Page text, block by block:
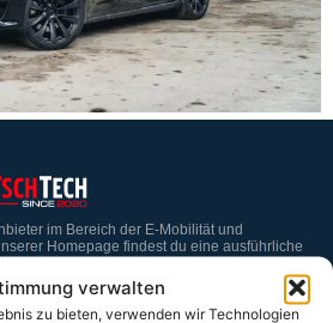
verwalten
zu bieten, verwenden wir Technologien
im Bereich der E-Mobilität und
Homepage findest du eine ausführliche